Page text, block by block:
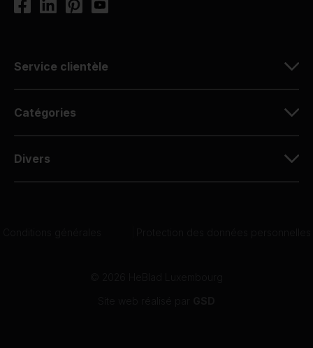
Service clientèle
Catégories
Divers